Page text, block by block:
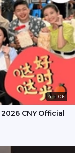
4m 01s